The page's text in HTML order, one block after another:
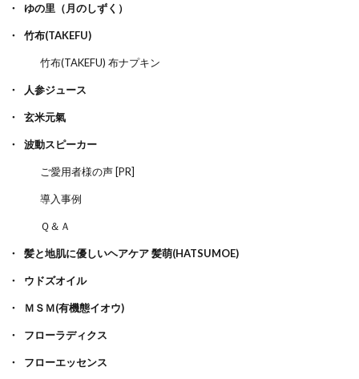
ゆの里（月のしずく）
竹布(TAKEFU)
竹布(TAKEFU) 布ナプキン
人参ジュース
玄米元氣
波動スピーカー
ご愛用者様の声 [PR]
導入事例
Ｑ＆Ａ
髪と地肌に優しいヘアケア 髪萌(HATSUMOE)
ウドズオイル
ＭＳＭ(有機態イオウ)
フローラディクス
フローエッセンス